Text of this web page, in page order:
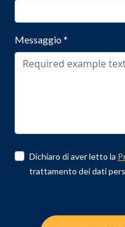
Messaggio*
Dichiaro di aver letto la
trattamento dei dati